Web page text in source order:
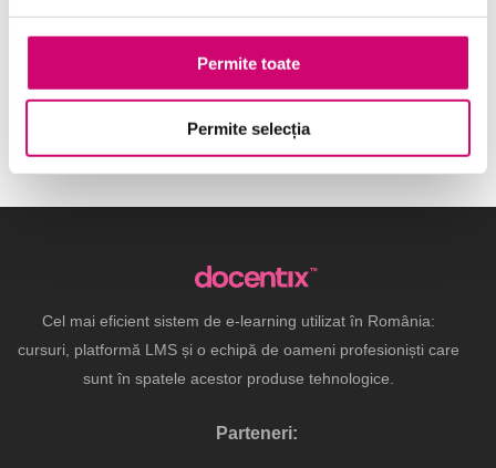
Permite toate
Permite selecția
Consolidarea relațiilor cu
stakeholderii externi
Cel mai eficient sistem de e-learning utilizat în România:
cursuri, platformă LMS și o echipă de oameni profesioniști care
sunt în spatele acestor produse tehnologice.
Parteneri: